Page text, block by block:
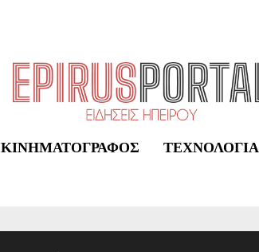
ΚΙΝΗΜΑΤΟΓΡΆΦΟΣ ΤΕΧΝΟΛΟΓΊΑ